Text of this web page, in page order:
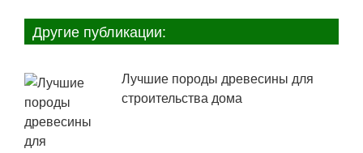
Другие публикации:
Лучшие породы древесины для
строительства дома